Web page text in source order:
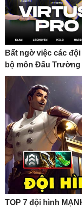
Bất ngờ việc các
bộ môn Đấu Trường
TOP 7 đội hình